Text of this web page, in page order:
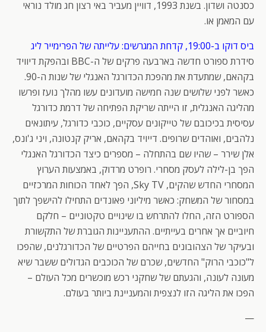
כסנטה ושדון. בשנת 1993, דוויין מעביר באי רצון חג מולד נוראי
עם המאמן או.
ביס דוקו ב-19:00, קדחת המגרשים: עלייתה של הפרימייר ליג
סידרת ספורט חדשה בארבעה פרקים של ה-BBC ובהפקת דיוויד
בקהאם, שמתעדת את מהפכת הכדורגל האנגלי של שנות ה-90.
כאשר לפני שלושים שנה חמישה מועדונים עשו מהלך נועז ופרשו
מהליגה האנגלית, זו הייתה שריקת הפתיחה של דרמת כדורגל
עסיסית בכיכובם של טייקונים עסקיים, כוכבי כדורגל, עיתונאים
נלהבים, ואוהדים שרופים. דייויד בקהאם, אריק קנטונה, ויני ג'ונס,
אלן שירר – שהיו שם בהתחלה – מספרים כיצד הכדורגל האנגלי
הפך בן-לילה לעסק מסחרי. רופרט מרדוק, באמצעות הערוץ
המסחרי החדש שהקים, Sky TV, הפך לאחד הכוחות המרכזיים
במסחור של המשחק: כאשר מיליוני פאונדים התחילו להישפך לתוך
הספורט הזה, החלו להתרחש בו שינויים טקטוניים – חלקם
חיוביים אך אחרים בעייתיים. ההתעניינות הגוברת של התקשורת
ובעיקר של הצהובונים בחייהם הפרטיים של הכדורגלנים, שהפכו
ל"כוכבי הרוק" החדשים, שכרם של הכוכבים הגדולים ששבר שיא
מעונה לעונה, והגעתם של שחקני רכש מוכשרים מכל העולם –
הפכו את הליגה הזו לנצפית והמעניינת ביותר בעולם.
—